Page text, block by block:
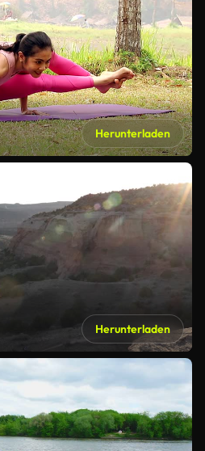
Herunterladen
Herunterladen